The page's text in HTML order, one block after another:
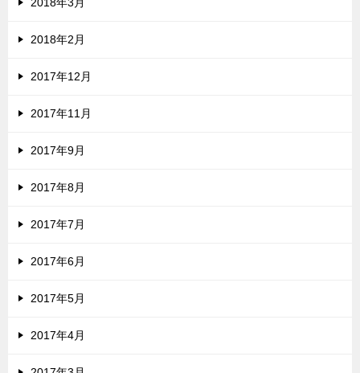
2018年3月
2018年2月
2017年12月
2017年11月
2017年9月
2017年8月
2017年7月
2017年6月
2017年5月
2017年4月